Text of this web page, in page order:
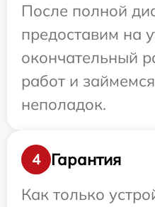
После полной
предоставим на
окончательный
работ и
неполадок.
4
Гарантия
Как только